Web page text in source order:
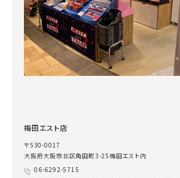
梅田エスト店
〒530-0017
大阪府大阪市北区角田町3-25梅田エスト内
06-6292-5715